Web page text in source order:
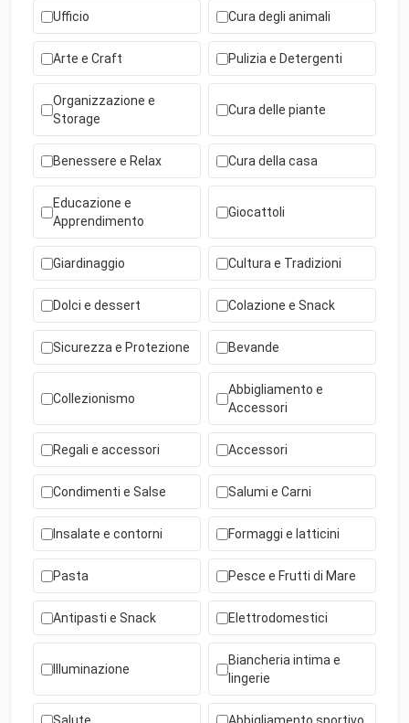
Ufficio Cura degli animali
Arte e Craft Pulizia e Detergenti
Organizzazione e
Storage
Cura delle piante
Benessere e Relax Cura della casa
Educazione e
Apprendimento
Giocattoli
Giardinaggio Cultura e Tradizioni
Dolci e dessert Colazione e Snack
Sicurezza e Protezione Bevande
Collezionismo
Abbigliamento e
Accessori
Regali e accessori Accessori
Condimenti e Salse Salumi e Carni
Insalate e contorni Formaggi e latticini
Pasta Pesce e Frutti di Mare
Antipasti e Snack Elettrodomestici
Illuminazione
Biancheria intima e
lingerie